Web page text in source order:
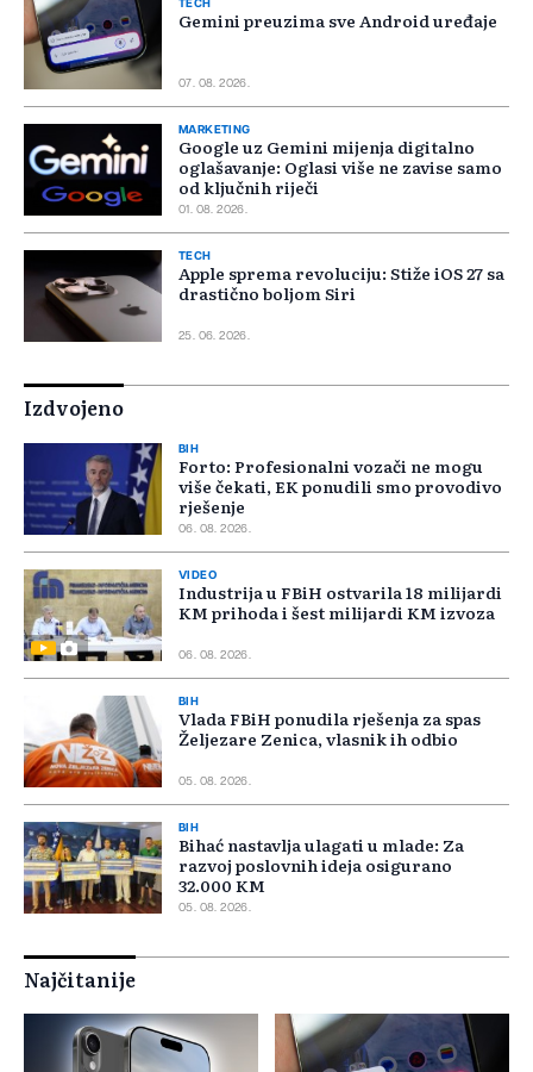
TECH
Gemini preuzima sve Android uređaje
07. 08. 2026.
MARKETING
Google uz Gemini mijenja digitalno
oglašavanje: Oglasi više ne zavise samo
od ključnih riječi
01. 08. 2026.
TECH
Apple sprema revoluciju: Stiže iOS 27 sa
drastično boljom Siri
25. 06. 2026.
Izdvojeno
BIH
Forto: Profesionalni vozači ne mogu
više čekati, EK ponudili smo provodivo
rješenje
06. 08. 2026.
VIDEO
Industrija u FBiH ostvarila 18 milijardi
KM prihoda i šest milijardi KM izvoza
06. 08. 2026.
BIH
Vlada FBiH ponudila rješenja za spas
Željezare Zenica, vlasnik ih odbio
05. 08. 2026.
BIH
Bihać nastavlja ulagati u mlade: Za
razvoj poslovnih ideja osigurano
32.000 KM
05. 08. 2026.
Najčitanije